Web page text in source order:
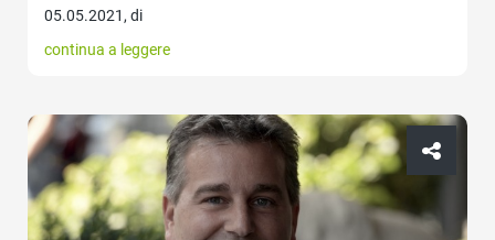
05.05.2021, di
continua a leggere